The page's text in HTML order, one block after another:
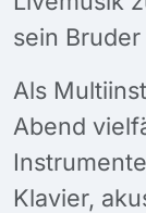
sein
Als
Abend
Klavier,